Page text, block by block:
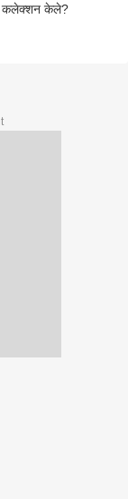
कलेक्शन केले?